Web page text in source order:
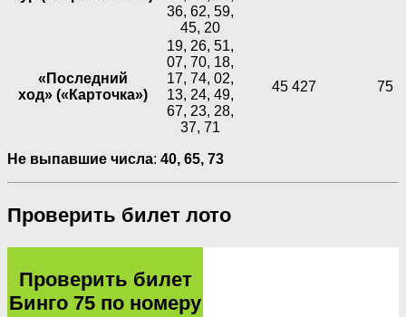
36, 62, 59,
45, 20
«Последний
ход» («Карточка»)
19, 26, 51,
07, 70, 18,
17, 74, 02,
13, 24, 49,
67, 23, 28,
37, 71
45 427 75
Не выпавшие числа: 40, 65, 73
Проверить билет лото
Проверить билет
Бинго 75 по номеру